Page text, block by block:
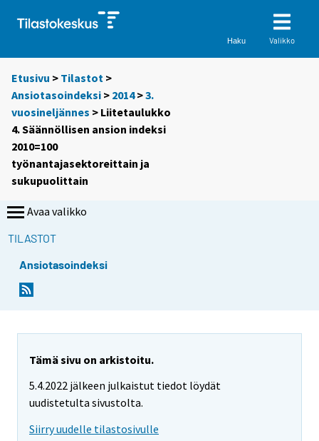
Haku Valikko
Etusivu > Tilastot >
Ansiotasoindeksi > 2014>3.
vuosineljännes > Liitetaulukko
4. Säännöllisen ansion indeksi
2010=100
työnantajasektoreittain ja
sukupuolittain
Avaa valikko
TILASTOT
Ansiotasoindeksi
Tämä sivu on arkistoitu.
5.4.2022 jälkeen julkaistut tiedot löydät
uudistetulta sivustolta.
Siirry uudelle tilastosivulle